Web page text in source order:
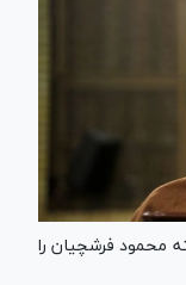
محمود فرشچیان را